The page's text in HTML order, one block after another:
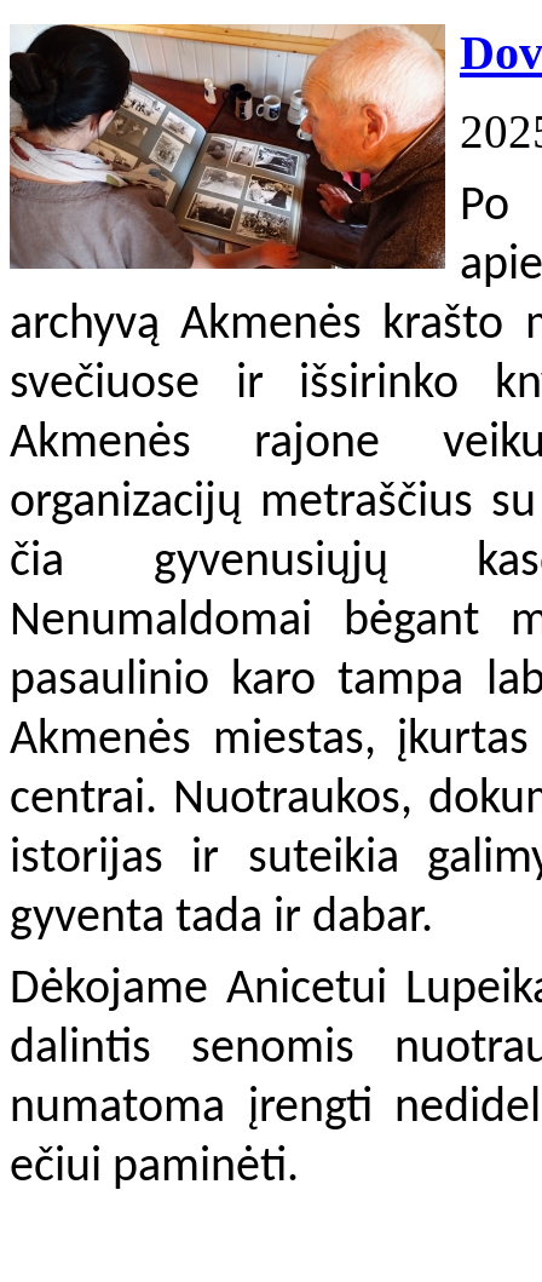
Po
archyvą Akmenės krašto
svečiuose ir išsirinko
Akmenės rajone
organizacijų metraščius
čia gyvenusiųjų
Nenumaldomai bėgant
pasaulinio karo tampa
Akmenės miestas,
centrai. Nuotraukos,
istorijas ir suteikia
gyventa tada ir dabar.
Dėkojame Anicetui
dalintis senomis
numatoma įrengti
ečiui paminėti.